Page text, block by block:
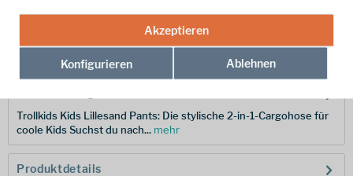
Hersteller-Nr.: 877-158-110
Trollkids Kids Lillesand Pants: Die stylische 2-in-1-Cargohose für
coole Kids Suchst du nach... mehr
Produktdetails
Akzeptieren
Konfigurieren Ablehnen